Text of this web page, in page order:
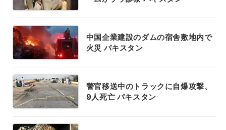
中国企業建設のダムの宿舎敷地内で
火災 パキスタン
警官移送中のトラックに自爆攻撃、
9人死亡 パキスタン